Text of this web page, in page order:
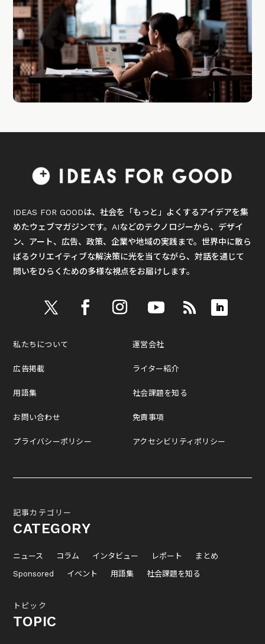
IDEAS FOR GOODは、社会を「もっと」よくするアイデアを集
めたウェブマガジンです。AIなどのテクノロジーから、デザイ
ン、アート、広告、政策、企業や地域の実践まで。世界中に散ら
ばるクリエイティブな解決策に光を当てながら、対話を通じて
問いをひらくための多様な視点をお届けします。
私たちについて
広告掲載
用語集
お問い合わせ
プライバシーポリシー
運営会社
ライター紹介
社会課題を知る
免責事項
アクセシビリティポリシー
記事カテゴリー
CATEGORY
ニュース コラム インタビュー レポート
まとめ
Sponsored
イベント 用語集 社会課題を知る
トピック
TOPIC